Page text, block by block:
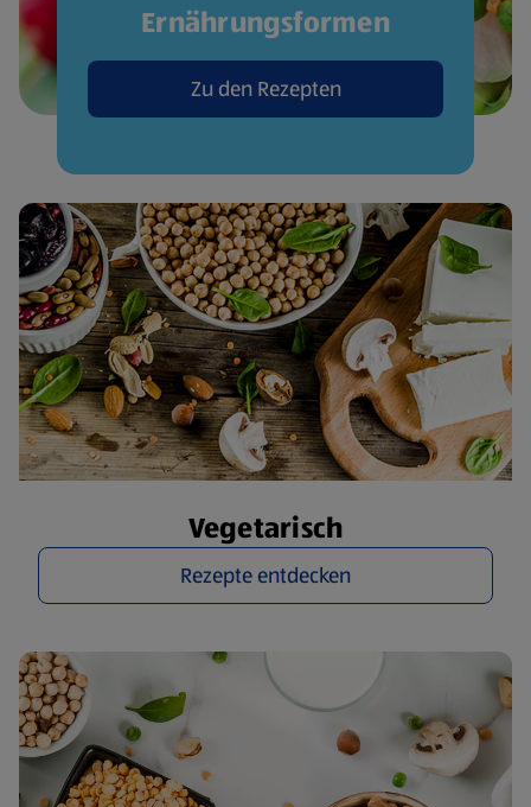
Ernährungsformen
Zu den Rezepten
Vegetarisch
Rezepte entdecken